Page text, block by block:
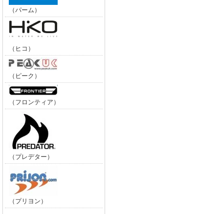
（パーム）
（ヒコ）
（ピーク）
（フロンティア）
（プレデター）
（プリヨン）